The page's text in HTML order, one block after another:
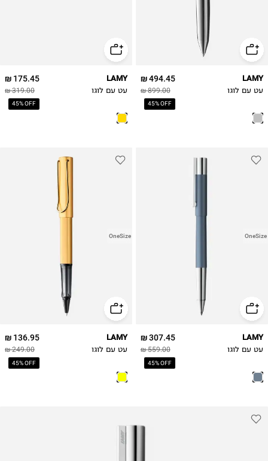
494.45 ₪
899.00 ₪
45% OFF
LAMY
עט עם לוגו
175.45 ₪
319.00 ₪
45% OFF
LAMY
עט עם לוגו
OneSize
307.45 ₪
559.00 ₪
45% OFF
LAMY
עט עם לוגו
OneSize
136.95 ₪
249.00 ₪
45% OFF
LAMY
עט עם לוגו